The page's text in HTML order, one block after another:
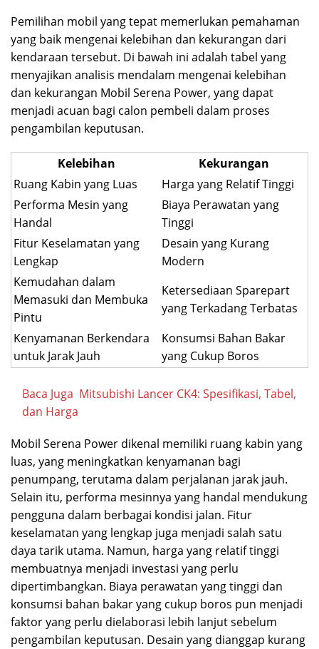
Pemilihan mobil yang tepat memerlukan pemahaman
yang baik mengenai kelebihan dan kekurangan dari
kendaraan tersebut. Di bawah ini adalah tabel yang
menyajikan analisis mendalam mengenai kelebihan
dan kekurangan Mobil Serena Power, yang dapat
menjadi acuan bagi calon pembeli dalam proses
pengambilan keputusan.
Kelebihan
Kekurangan
Ruang Kabin yang Luas
Harga yang Relatif Tinggi
Performa Mesin yang
Handal
Biaya Perawatan yang
Tinggi
Fitur Keselamatan yang
Lengkap
Desain yang Kurang
Modern
Kemudahan dalam
Memasuki dan Membuka
Pintu
Ketersediaan Sparepart
yang Terkadang Terbatas
Kenyamanan Berkendara
untuk Jarak Jauh
Konsumsi Bahan Bakar
yang Cukup Boros
Baca Juga Mitsubishi Lancer CK4: Spesifikasi, Tabel,
dan Harga
Mobil Serena Power dikenal memiliki ruang kabin yang
luas, yang meningkatkan kenyamanan bagi
penumpang, terutama dalam perjalanan jarak jauh.
Selain itu, performa mesinnya yang handal mendukung
pengguna dalam berbagai kondisi jalan. Fitur
keselamatan yang lengkap juga menjadi salah satu
daya tarik utama. Namun, harga yang relatif tinggi
membuatnya menjadi investasi yang perlu
dipertimbangkan. Biaya perawatan yang tinggi dan
konsumsi bahan bakar yang cukup boros pun menjadi
faktor yang perlu dielaborasi lebih lanjut sebelum
pengambilan keputusan. Desain yang dianggap kurang